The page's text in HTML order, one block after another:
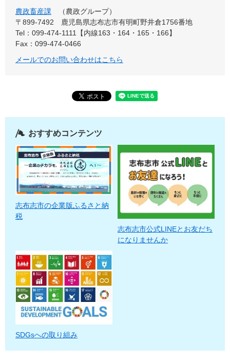
農政畜産課
農政グループ
〒899-7492
鹿児島県志布志市有明町野井倉1756番地
Tel：099-474-1111【内線163・164・165・166】
Fax：099-474-0466
メールでのお問い合わせはこちら
おすすめコンテンツ
志布志市の企業版ふるさと納
税
志布志市公式LINEとお友だち
になりませんか
SDGsへの取り組み